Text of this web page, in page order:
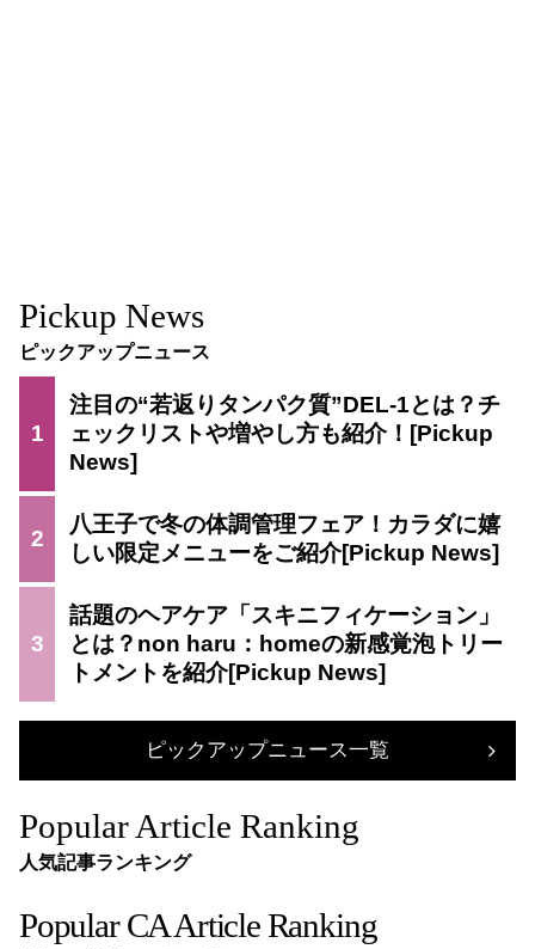
Pickup News
ピックアップニュース
1
注目の“若返りタンパク質”DEL-1とは？チ
ェックリストや増やし方も紹介！
2
八王子で冬の体調管理フェア！カラダに嬉
しい限定メニューをご紹介
3
話題のヘアケア「スキニフィケーション」
とは？non haru：homeの新感覚泡トリー
トメントを紹介
ピックアップニュース一覧
Popular Article Ranking
人気記事ランキング
Popular CA Article Ranking